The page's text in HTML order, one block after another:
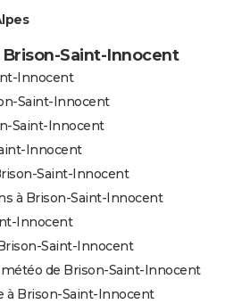
Brison-Saint-Innocent
Innocent
Saint-Innocent
Saint-Innocent
Innocent
Saint-Innocent
à Brison-Saint-Innocent
Innocent
Saint-Innocent
de Brison-Saint-Innocent
à Brison-Saint-Innocent